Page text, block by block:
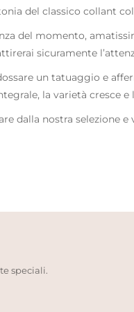
del classico collant
del momento,
sicuramente
un tatuaggio e
la varietà cresce e
dalla nostra selezione e
speciali.